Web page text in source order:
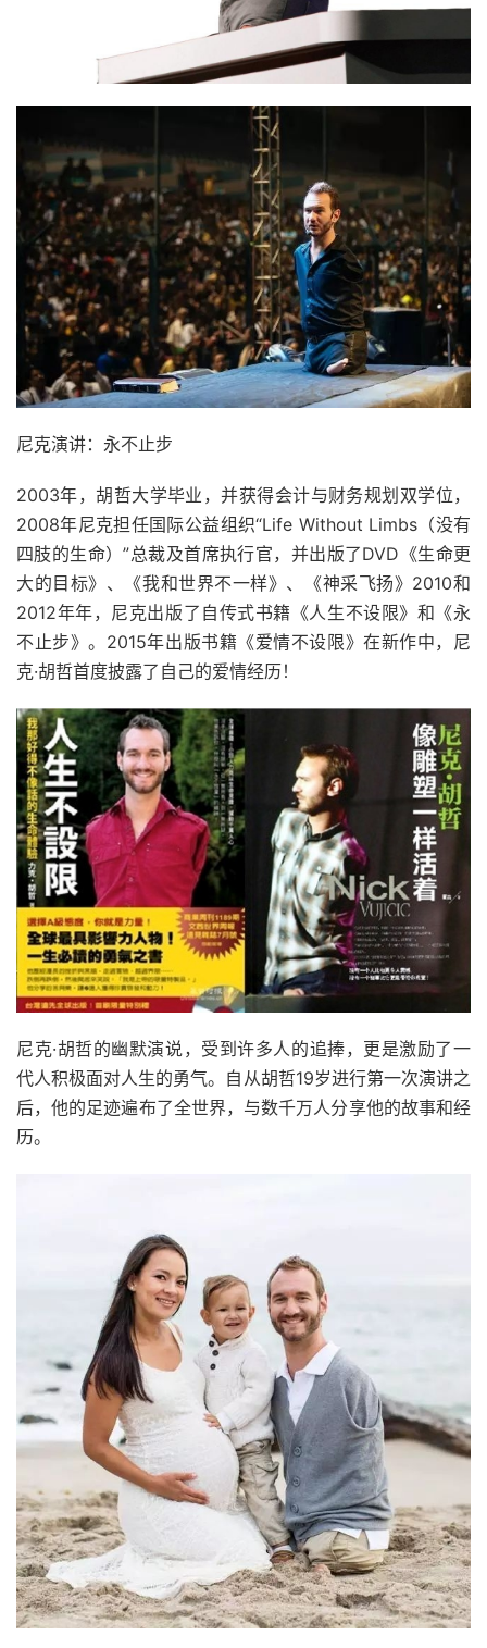
尼克演讲：永不止步
2003年，胡哲大学毕业，并获得会计与财务规划双学位，
2008年尼克担任国际公益组织“Life Without Limbs（没有
四肢的生命）”总裁及首席执行官，并出版了DVD《生命更
大的目标》、《我和世界不一样》、《神采飞扬》2010和
2012年年，尼克出版了自传式书籍《人生不设限》和《永
不止步》。2015年出版书籍《爱情不设限》在新作中，尼
克·胡哲首度披露了自己的爱情经历！
尼克·胡哲的幽默演说，受到许多人的追捧，更是激励了一
代人积极面对人生的勇气。自从胡哲19岁进行第一次演讲之
后，他的足迹遍布了全世界，与数千万人分享他的故事和经
历。